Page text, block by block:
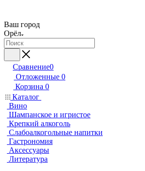
Ваш город
Орёл
Сравнение0
Отложенные 0
Корзина 0
Каталог
Вино
Шампанское и игристое
Крепкий алкоголь
Слабоалкогольные напитки
Гастрономия
Аксессуары
Литература